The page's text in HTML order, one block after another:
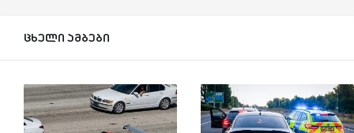
ცხელი ამბები